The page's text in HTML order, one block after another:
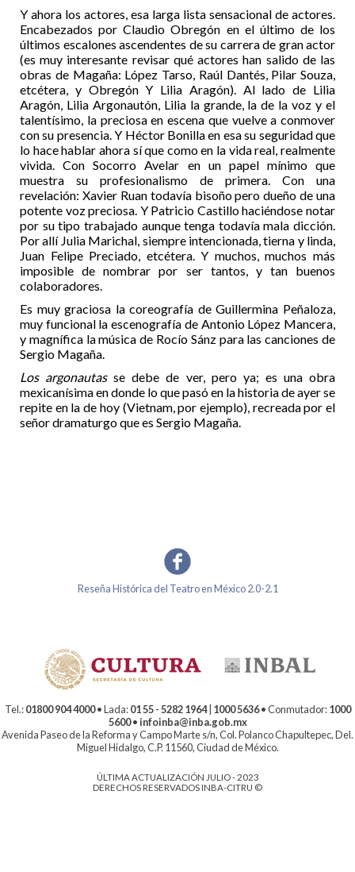
Y ahora los actores, esa larga lista sensacional de actores.
Encabezados por Claudio Obregón en el último de los
últimos escalones ascendentes de su carrera de gran actor
(es muy interesante revisar qué actores han salido de las
obras de Magaña: López Tarso, Raúl Dantés, Pilar Souza,
etcétera, y Obregón Y Lilia Aragón). Al lado de Lilia
Aragón, Lilia Argonautón, Lilia la grande, la de la voz y el
talentísimo, la preciosa en escena que vuelve a conmover
con su presencia. Y Héctor Bonilla en esa su seguridad que
lo hace hablar ahora sí que como en la vida real, realmente
vivida. Con Socorro Avelar en un papel mínimo que
muestra su profesionalismo de primera. Con una
revelación: Xavier Ruan todavía bisoño pero dueño de una
potente voz preciosa. Y Patricio Castillo haciéndose notar
por su tipo trabajado aunque tenga todavía mala dicción.
Por allí Julia Marichal, siempre intencionada, tierna y linda,
Juan Felipe Preciado, etcétera. Y muchos, muchos más
imposible de nombrar por ser tantos, y tan buenos
colaboradores.
Es muy graciosa la coreografía de Guillermina Peñaloza,
muy funcional la escenografía de Antonio López Mancera,
y magnífica la música de Rocío Sánz para las canciones de
Sergio Magaña.
Los argonautasse debe de ver, pero ya; es una obra
mexicanísima en donde lo que pasó en la historia de ayer se
repite en la de hoy (Vietnam, por ejemplo), recreada por el
señor dramaturgo que es Sergio Magaña.
Reseña Histórica del Teatro en México 2.0-2.1
Tel.:01800 904 4000• Lada:01 55 - 5282 1964| 1000 5636• Conmutador:1000
5600•infoinba@inba.gob.mx
Avenida Paseo de la Reforma y Campo Marte s/n, Col. Polanco Chapultepec, Del.
Miguel Hidalgo, C.P. 11560, Ciudad de México.
ÚLTIMA ACTUALIZACIÓN JULIO - 2023
DERECHOS RESERVADOS INBA-CITRU ©